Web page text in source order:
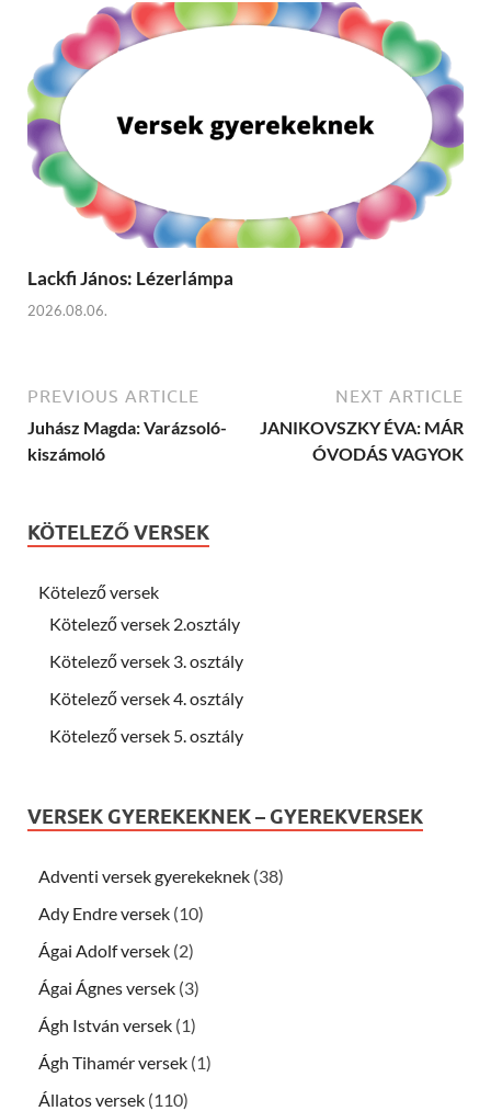
Lackfi János: Lézerlámpa
2026.08.06.
PREVIOUS ARTICLE
Juhász Magda: Varázsoló-
kiszámoló
NEXT ARTICLE
JANIKOVSZKY ÉVA: MÁR
ÓVODÁS VAGYOK
KÖTELEZŐ VERSEK
Kötelező versek
Kötelező versek 2.osztály
Kötelező versek 3. osztály
Kötelező versek 4. osztály
Kötelező versek 5. osztály
VERSEK GYEREKEKNEK – GYEREKVERSEK
Adventi versek gyerekeknek (38)
Ady Endre versek (10)
Ágai Adolf versek (2)
Ágai Ágnes versek (3)
Ágh István versek (1)
Ágh Tihamér versek (1)
Állatos versek (110)